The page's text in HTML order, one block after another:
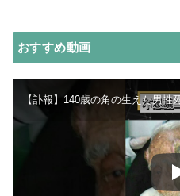
おすすめ動画
【訃報】140歳の角の生えた男性